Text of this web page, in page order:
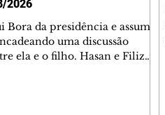
2026
Bora da presidência e assume
uma discussão
ela e o filho. Hasan e Filiz